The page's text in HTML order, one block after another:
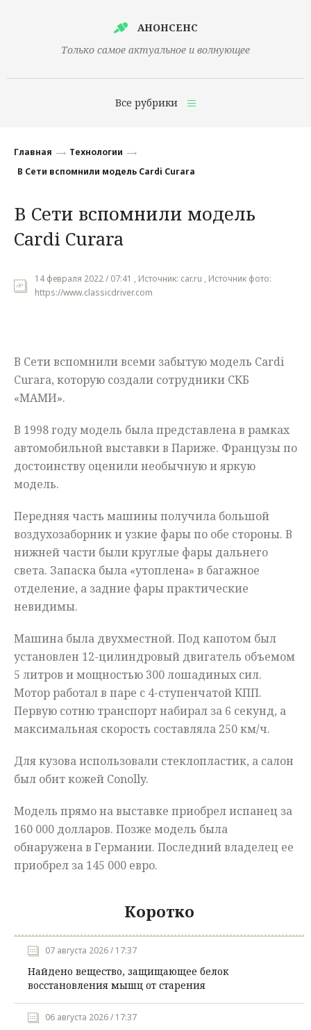
АНОНСЕНС
Только самое актуальное и волнующее
Все рубрики
Финансы
Наука
Культура
Общество
Происшествия
Главная
Технологии
В Сети вспомнили модель Cardi Curara
В Сети вспомнили модель
Cardi Curara
14 февраля 2022 / 07:41 , Источник: car.ru , Источник фото:
https://www.classicdriver.com
В Сети вспомнили всеми забытую модель Cardi
Curara, которую создали сотрудники СКБ
«МАМИ».
В 1998 году модель была представлена в рамках
автомобильной выставки в Париже. Французы по
достоинству оценили необычную и яркую
модель.
Передняя часть машины получила большой
воздухозаборник и узкие фары по обе стороны. В
нижней части были круглые фары дальнего
света. Запаска была «утоплена» в багажное
отделение, а задние фары практические
невидимы.
Машина была двухместной. Под капотом был
установлен 12-цилиндровый двигатель объемом
5 литров и мощностью 300 лошадиных сил.
Мотор работал в паре с 4-ступенчатой КПП.
Первую сотню транспорт набирал за 6 секунд, а
максимальная скорость составляла 250 км/ч.
Для кузова использовали стеклопластик, а салон
был обит кожей Conolly.
Модель прямо на выставке приобрел испанец за
160 000 долларов. Позже модель была
обнаружена в Германии. Последний владелец ее
приобрел за 145 000 евро.
Коротко
07 августа 2026 / 17:37
Найдено вещество, защищающее белок
восстановления мышц от старения
06 августа 2026 / 17:37